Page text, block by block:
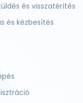
és visszatérítés
és kézbesítés